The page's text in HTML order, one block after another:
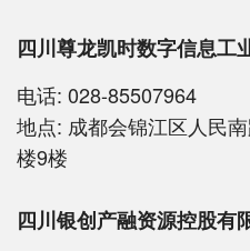
四川尊龙凯时数字信息工
电话: 028-85507964
地点: 成都会锦江区人民
楼9楼
四川银创产融资源控股有